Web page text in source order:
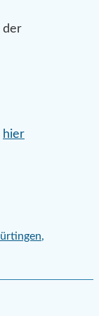
der
hier
,